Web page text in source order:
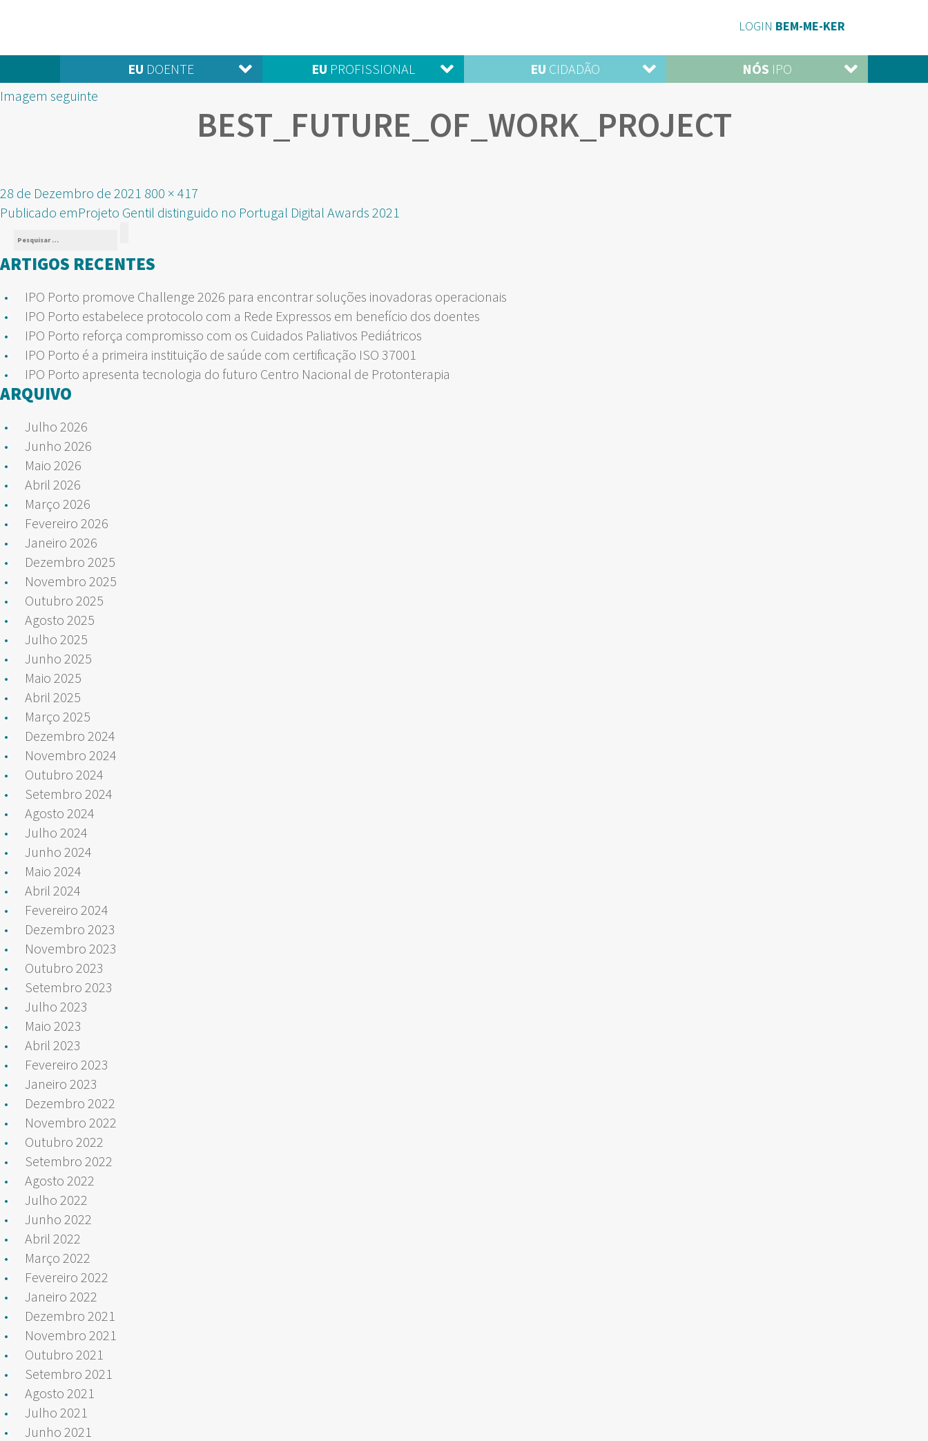
LOGIN BEM-ME-KER
EU DOENTE EU PROFISSIONAL EU CIDADÃO NÓS IPO
Imagem seguinte
BEST_FUTURE_OF_WORK_PROJECT
Publicado
em
28 de Dezembro de 2021 Tamanho
real
800 × 417
NAVEGAÇÃO
DE
ARTIGOS
Publicado emProjeto Gentil distinguido no Portugal Digital Awards 2021
Pesquisar
por:
ARTIGOS RECENTES
IPO Porto promove Challenge 2026 para encontrar soluções inovadoras operacionais
IPO Porto estabelece protocolo com a Rede Expressos em benefício dos doentes
IPO Porto reforça compromisso com os Cuidados Paliativos Pediátricos
IPO Porto é a primeira instituição de saúde com certificação ISO 37001
IPO Porto apresenta tecnologia do futuro Centro Nacional de Protonterapia
ARQUIVO
Julho 2026
Junho 2026
Maio 2026
Abril 2026
Março 2026
Fevereiro 2026
Janeiro 2026
Dezembro 2025
Novembro 2025
Outubro 2025
Agosto 2025
Julho 2025
Junho 2025
Maio 2025
Abril 2025
Março 2025
Dezembro 2024
Novembro 2024
Outubro 2024
Setembro 2024
Agosto 2024
Julho 2024
Junho 2024
Maio 2024
Abril 2024
Fevereiro 2024
Dezembro 2023
Novembro 2023
Outubro 2023
Setembro 2023
Julho 2023
Maio 2023
Abril 2023
Fevereiro 2023
Janeiro 2023
Dezembro 2022
Novembro 2022
Outubro 2022
Setembro 2022
Agosto 2022
Julho 2022
Junho 2022
Abril 2022
Março 2022
Fevereiro 2022
Janeiro 2022
Dezembro 2021
Novembro 2021
Outubro 2021
Setembro 2021
Agosto 2021
Julho 2021
Junho 2021